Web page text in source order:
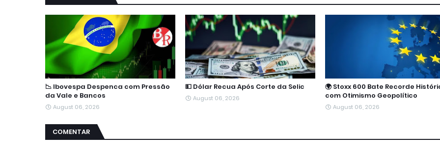
📉 Ibovespa Despenca com Pressão
da Vale e Bancos
August 06, 2026
💵 Dólar Recua Após Corte da Selic
August 06, 2026
🌍 Stoxx 600 Bate Recorde
com Otimismo Geopolítico
August 06, 2026
COMENTAR